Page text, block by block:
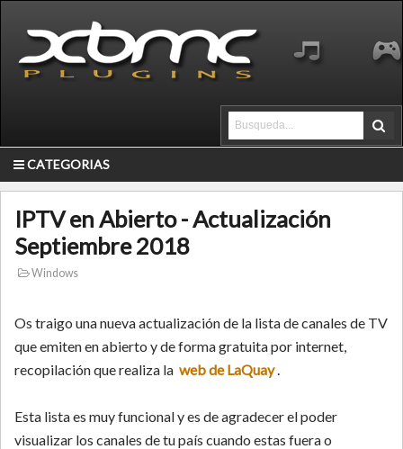
CATEGORIAS
IPTV en Abierto - Actualización
Septiembre 2018
Windows
Os traigo una nueva actualización de la lista de canales de TV
que emiten en abierto y de forma gratuita por internet,
recopilación que realiza la web de LaQuay.
Esta lista es muy funcional y es de agradecer el poder
visualizar los canales de tu país cuando estas fuera o